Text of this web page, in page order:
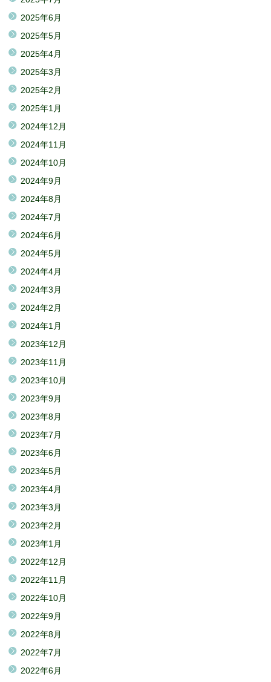
2025年6月
2025年5月
2025年4月
2025年3月
2025年2月
2025年1月
2024年12月
2024年11月
2024年10月
2024年9月
2024年8月
2024年7月
2024年6月
2024年5月
2024年4月
2024年3月
2024年2月
2024年1月
2023年12月
2023年11月
2023年10月
2023年9月
2023年8月
2023年7月
2023年6月
2023年5月
2023年4月
2023年3月
2023年2月
2023年1月
2022年12月
2022年11月
2022年10月
2022年9月
2022年8月
2022年7月
2022年6月